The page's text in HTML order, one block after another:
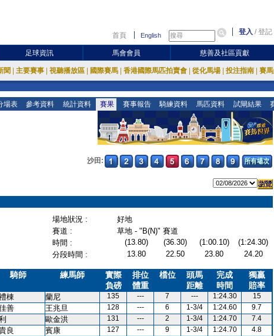
首頁 English 登入 /登記
足球資訊 馬會會員 慈善及社區貢獻
聞 主要賽事 視聽播放區 國際賽馬 香港國際馬匹拍賣會 從化馬場 投注指南 賽
場表 參考資料 統計資料 賽果 賽事報告 騎練資料 馬匹資料 試閘結果
沙田:
場地狀況 :
好地
賽道 :
草地 - "B(N)" 賽道
時間 : (13.80) (36.30) (1:00.10)
(1:24.30)
分段時間 :
13.80 22.50 23.80 24.20
騎師 練馬師
實際
負磅
排位
體重
檔位
頭馬
距離
完成
時間
獨贏
賠率
棟 蘭尼 135 --- 7 --- 1:24.30
15
善 王兆旦 128 --- 6 1-3/4 1:24.60
9.7
歐金洪 131 --- 2 1-3/4 1:24.70
7.4
良 賓康 127 --- 9 1-3/4 1:24.70
4.8